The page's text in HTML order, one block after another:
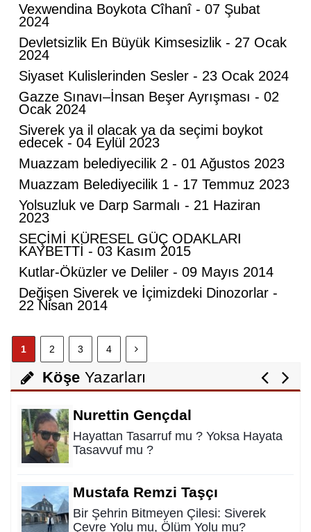
Vexwendina Boykota Cîhanî - 07 Şubat
2024
Devletsizlik En Büyük Kimsesizlik - 27 Ocak
2024
Siyaset Kulislerinden Sesler - 23 Ocak 2024
Gazze Sınavı–İnsan Beşer Ayrışması - 02
Ocak 2024
Siverek ya il olacak ya da seçimi boykot
edecek - 04 Eylül 2023
Muazzam belediyecilik 2 - 01 Ağustos 2023
Muazzam Belediyecilik 1 - 17 Temmuz 2023
Yolsuzluk ve Darp Sarmalı - 21 Haziran
2023
SEÇİMİ KÜRESEL GÜÇ ODAKLARI
KAYBETTİ - 03 Kasım 2015
Kutlar-Öküzler ve Deliler - 09 Mayıs 2014
Değişen Siverek ve İçimizdeki Dinozorlar -
22 Nisan 2014
1 2 3 4
Köşe Yazarları
Mahmut Hanpolat
Adanmış bir hayat: Neşet Hoca
Naci Hanpolat
Türkiye-Suudi Arabistan-Pakistan Üçlü
mi?
Abdurahman Deniz Uğurlu
Bazı İnsanların Değeri, Yokluklarında
Anlaşılır: Hacı Mustafa Demirkan
Ali Lale
Hırsızlığın ve Rüşvetin Yeni Adı: Bağış
Nurettin Gençdal
Hayattan Tasarruf mu ? Yoksa Hayata
Tasavvuf mu ?
Mustafa Remzi Taşçı
Bir Şehrin Bitmeyen Çilesi: Siverek
Çevre Yolu mu, Ölüm Yolu mu?